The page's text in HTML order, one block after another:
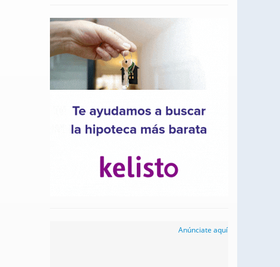
Anúnciate aquí